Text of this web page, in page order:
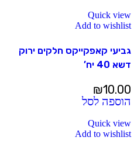
Quick view
Add to wishlist
גביעי קאפקייקס חלקים ירוק
דשא 40 יח’
₪10.00
הוספה לסל
Quick view
Add to wishlist